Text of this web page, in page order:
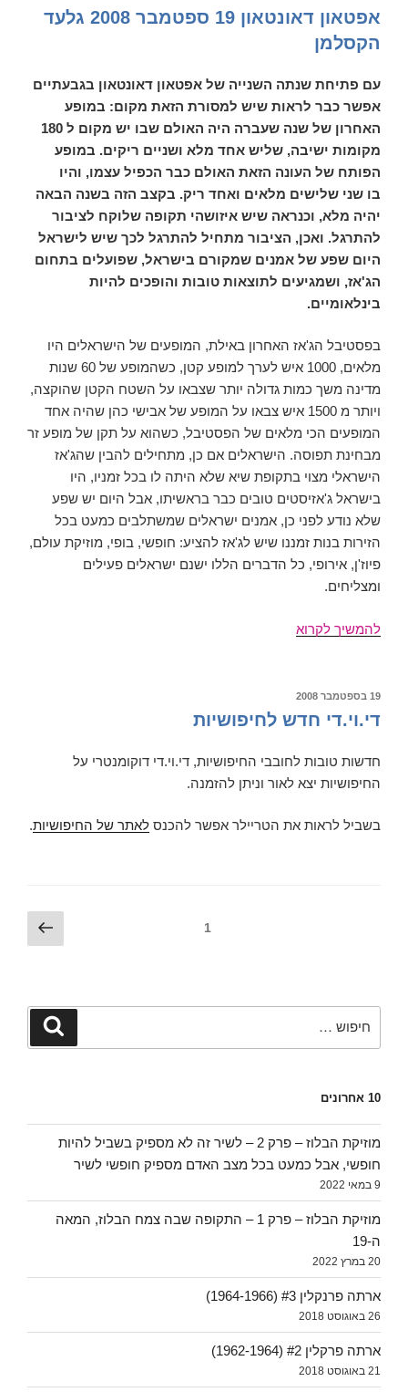
22
אפטאון דאונטאון 19 ספטמבר 2008 גלעד
הקסלמן
עם פתיחת שנתה השנייה של אפטאון דאונטאון בגבעתיים
אפשר כבר לראות שיש למסורת הזאת מקום: במופע
האחרון של שנה שעברה היה האולם שבו יש מקום ל 180
מקומות ישיבה, שליש אחד מלא ושניים ריקים. במופע
הפותח של העונה הזאת האולם כבר הכפיל עצמו, והיו
בו שני שלישים מלאים ואחד ריק. בקצב הזה בשנה הבאה
יהיה מלא, וכנראה שיש איזושהי תקופה שלוקח לציבור
להתרגל. ואכן, הציבור מתחיל להתרגל לכך שיש לישראל
היום שפע של אמנים שמקורם בישראל, שפועלים בתחום
הג'אז, ושמגיעים לתוצאות טובות והופכים להיות
בינלאומיים.
בפסטיבל הג'אז האחרון באילת, המופעים של הישראלים היו
מלאים, 1000 איש לערך למופע קטן, כשהמופע של 60 שנות
מדינה משך כמות גדולה יותר שצבאו על השטח הקטן שהוקצה,
ויותר מ 1500 איש צבאו על המופע של אבישי כהן שהיה אחד
המופעים הכי מלאים של הפסטיבל, כשהוא על תקן של מופע זר
מבחינת תפוסה. הישראלים אם כן, מתחילים להבין שהג'אז
הישראלי מצוי בתקופת שיא שלא היתה לו בכל זמניו, היו
בישראל ג'אזיסטים טובים כבר בראשיתו, אבל היום יש שפע
שלא נודע לפני כן, אמנים ישראלים שמשתלבים כמעט בכל
הזירות בנות זמננו שיש לג'אז להציע: חופשי, בופי, מוזיקת עולם,
פיוז'ן, אירופי, כל הדברים הללו ישנם ישראלים פעילים
ומצליחים.
להמשיך לקרוא
ספטמבר
2008
הקסלמן
פורסם
19 בספטמבר 2008
די.וי.די חדש לחיפושיות
חדשות טובות לחובבי החיפושיות, די.וי.די דוקומנטרי על
החיפושיות יצא לאור וניתן להזמנה.
בשביל לראות את הטריילר אפשר להכנס לאתר של החיפושיות.
עמוד1
עמוד
הבא
חיפוש
10 אחרונים
מוזיקת הבלוז – פרק 2 – לשיר זה לא מספיק בשביל להיות
חופשי, אבל כמעט בכל מצב האדם מספיק חופשי לשיר
9 במאי 2022
מוזיקת הבלוז – פרק 1 – התקופה שבה צמח הבלוז, המאה
ה-19
20 במרץ 2022
ארתה פרנקלין #3 (1964-1966)
26 באוגוסט 2018
ארתה פרקלין #2 (1962-1964)
21 באוגוסט 2018